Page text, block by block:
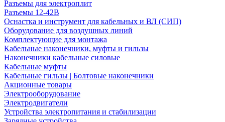
Разъемы для электроплит
Разъемы 12-42В
Оснастка и инструмент для кабельных и ВЛ (СИП)
Оборудование для воздушных линий
Комплектующие для монтажа
Кабельные наконечники, муфты и гильзы
Наконечники кабельные силовые
Кабельные муфты
Кабельные гильзы | Болтовые наконечники
Акционные товары
Электрооборудование
Электродвигатели
Устройства электропитания и стабилизации